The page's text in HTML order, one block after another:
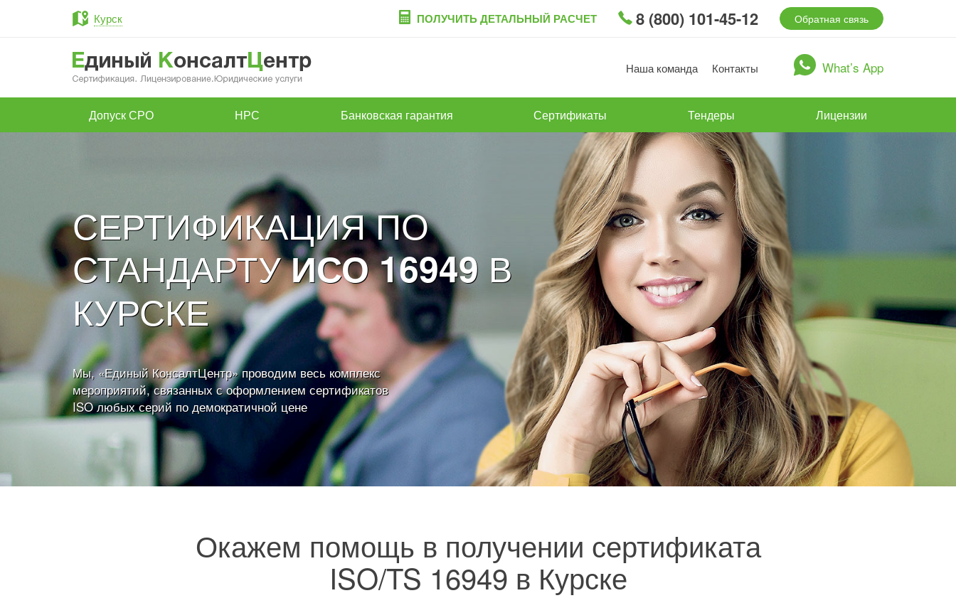
Курск ПОЛУЧИТЬ ДЕТАЛЬНЫЙ РАСЧЕТ 8 (800) 101-45-12 Обратная связь
Наша команда Контакты What’s App
Допуск СРО НРС Банковская гарантия Сертификаты Тендеры Лицензии
СЕРТИФИКАЦИЯ ПО
СТАНДАРТУИСО 16949 В
КУРСКЕ
Мы, «Единый КонсалтЦентр» проводим весь комплекс
мероприятий, связанных с оформлением сертификатов
ISO любых серий по демократичной цене
Окажем помощь в получении сертификата
ISO/TS 16949 в Курске